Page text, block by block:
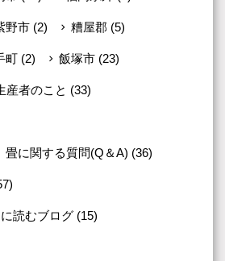
野市 (2) 糟屋郡 (5)
町 (2) 飯塚市 (23)
産者のこと (33)
畳に関する質問(Q＆A) (36)
読むブログ (15)